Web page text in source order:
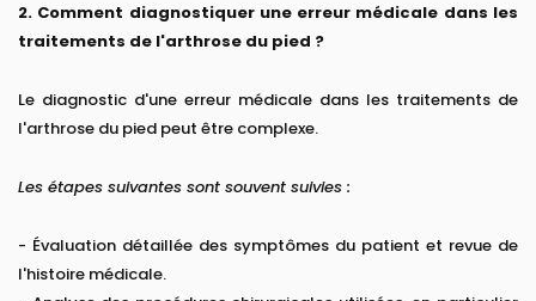
2. Comment diagnostiquer une erreur médicale dans les
traitements de l'arthrose du pied ?
Le diagnostic d'une erreur médicale dans les traitements de
l'arthrose du pied peut être complexe.
Les étapes suivantes sont souvent suivies :
- Évaluation détaillée des symptômes du patient et revue de
l'histoire médicale.